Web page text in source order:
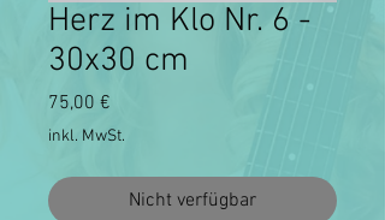
Herz im Klo Nr. 6 -
30x30 cm
75,00 €
inkl. MwSt.
Nicht verfügbar